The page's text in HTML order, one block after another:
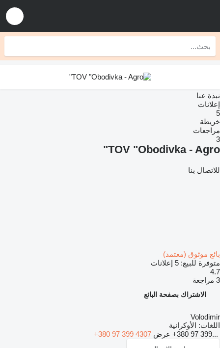
نبذة عنا
إعلانات
5
خريطة
مراجعات
3
TOV "Obodivka - Agro"
للاتصال بنا
بائع موثوق (معتمد)
متوفرة للبيع: 5 إعلانات
4.7
3 مراجعة
الاشتراك بصفحة البائع
Volodimir
اللغات: الأوكرانية
+380 97 399... عرض +380 97 399 4307